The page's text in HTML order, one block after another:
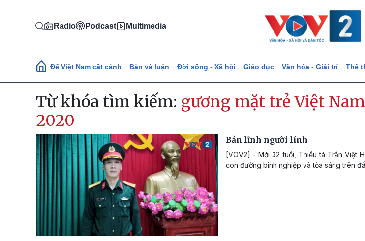
Radio Podcast Multimedia
Main navigation
Để Việt Nam cất cánh Bàn và luận Đời sống - Xã hội Giáo dục Văn hóa - Giải trí Thể
Từ khóa tìm kiếm: gương mặt trẻ Việt
2020
Bản lĩnh người lính
[VOV2] - Mới 32 tuổi, Thiếu tá Trần Việt
con đường binh nghiệp và tỏa sáng trên